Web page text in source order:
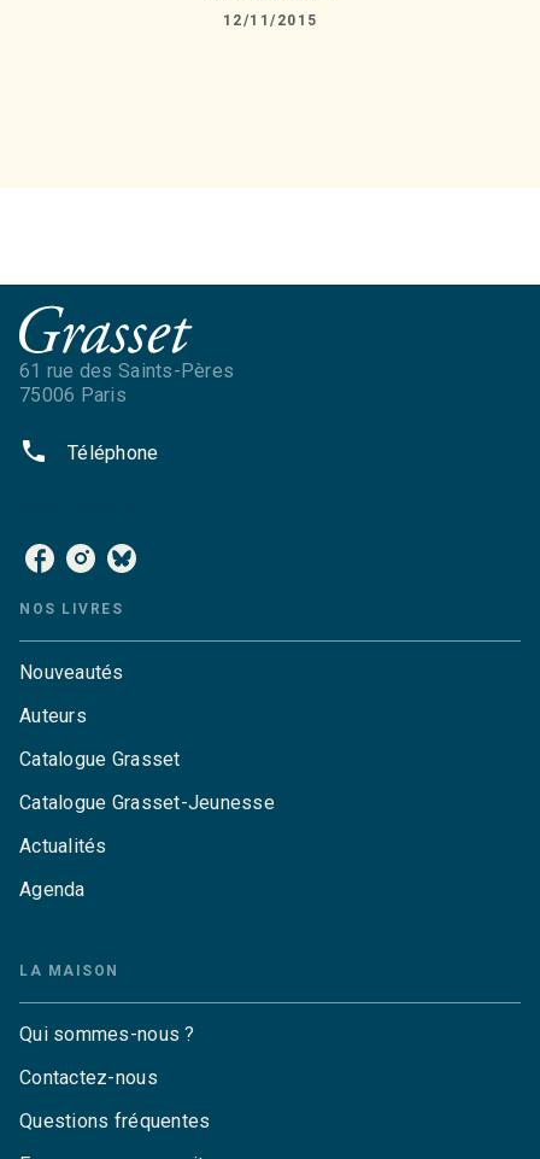
12/11/2015
61 rue des Saints-Pères
75006 Paris
phone Téléphone
NOS LIVRES
Nouveautés
Auteurs
Catalogue Grasset
Catalogue Grasset-Jeunesse
Actualités
Agenda
LA MAISON
Qui sommes-nous ?
Contactez-nous
Questions fréquentes